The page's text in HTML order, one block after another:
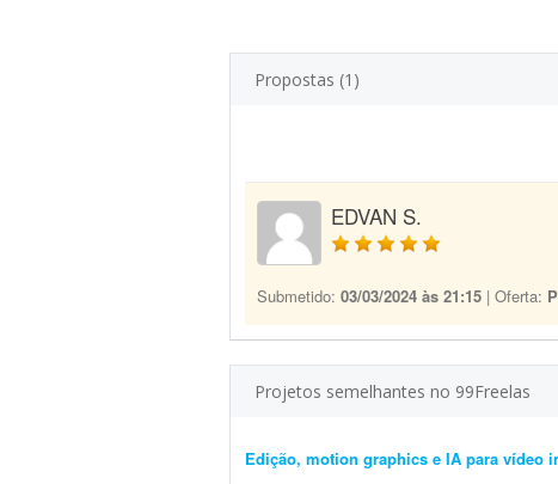
Propostas (1)
EDVAN S.
Submetido: 03/03/2024 às 21:15 | Oferta:
Projetos semelhantes no 99Freelas
Edição, motion graphics e IA para vídeo